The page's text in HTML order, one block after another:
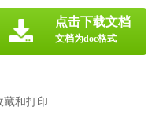
藏和打印
点击下载文档
文档为doc格式